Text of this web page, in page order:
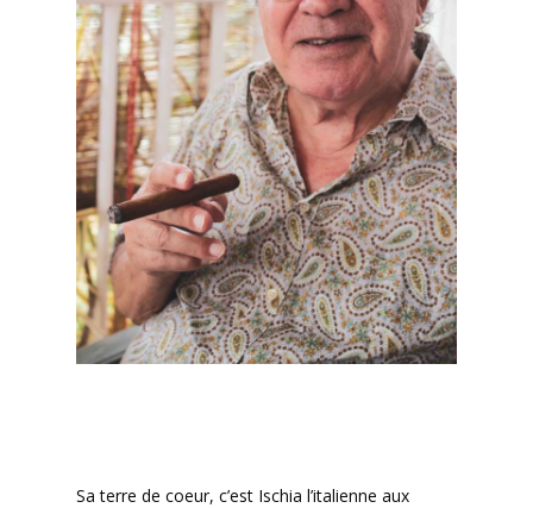
Sa terre de coeur, c’est Ischia l’italienne aux
Accueil
Auteur